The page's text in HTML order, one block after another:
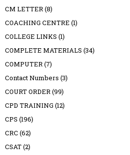
CM LETTER(8)
COACHING CENTRE (1)
COLLEGE LINKS (1)
COMPLETE MATERIALS (34)
COMPUTER(7)
Contact Numbers (3)
COURT ORDER(99)
CPD TRAINING (12)
CPS (196)
CRC (62)
CSAT(2)